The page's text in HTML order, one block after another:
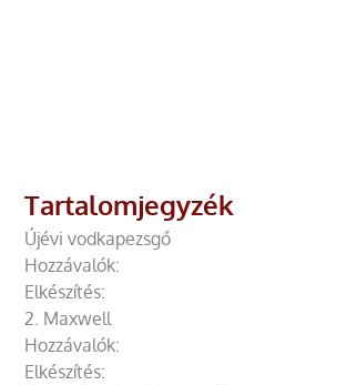
Tartalomjegyzék
Újévi vodkapezsgő
Hozzávalók:
Elkészítés:
2. Maxwell
Hozzávalók:
Elkészítés: